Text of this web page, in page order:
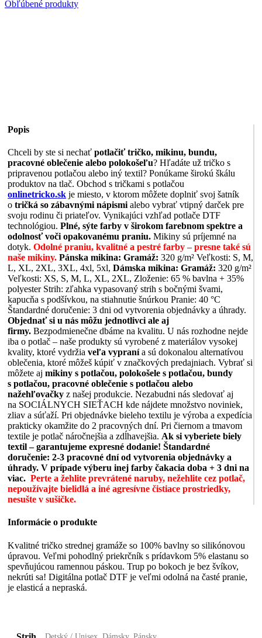
Obľúbené produkty
Popis
Chceli by ste si nechať potlačiť tričko, mikinu, bundu,
pracovné oblečenie alebo polokošeľu? Hľadáte už tričko s
pripravenou potlačou alebo iný textil? Ponúkame širokú škálu
produktov na tlač. Obchod s tričkami s potlačou
onlinetricko.sk je miesto, v ktorom môžete doplniť svoj šatník
o tričká so zábavnými nápismi alebo vybrať vtipný darček pre
svoju rodinu či priateľov. Vynikajúci vzhľad potlače DTF
technológiou. Plné, sýte farby v širokom farebnom spektre a
odolnosť voči opakovanému praniu. Mikiny sú príjemné na
dotyk. Odolné praniu, kvalitné a pestré farby – presne také sú
naše mikiny. Pánska mikina: Gramáž: 320 g/m² Veľkosti: S, M,
L, XL, 2XL, 3XL, 4xl, 5xl, Dámska mikina: Gramáž: 320 g/m²
Veľkosti: XS, S, M, L, XL, 2XL, Zloženie: 65 % bavlna + 35%
polyester Strih: zľahka vypasovaný strih s bočnými švami,
kapucňa s podšívkou, na stiahnutie šnúrkou Pranie: 40 °C
Štandardné doručenie: 3 dni od vytvorenia objednávky a úhrady.
Objednať si u nás môžu jednotlivci ale aj
firmy. Bezpodmienečne dbáme na kvalitu. U nás rozhodne nejde
iba o potlač – naše produkty sú vyrobené z materiálov vysokej
kvality, ktoré vydržia veľa vypranía sú dokonalou alternatívou
oblečenia, ktoré môžeš kúpiť v značkových predajniach. Vybrať si
môžete aj mikiny s potlačou, polokošele s potlačou, bundy
s potlačou, pracovné oblečenie s potlačou alebo
nažehľovačky z našej produkcie. Nezabudni nás sledovať aj
na SOCIÁLNYCH SIEŤACH kde nájdete množstvo noviniek,
zliav a súťaží. Pri objednávke bieleho textilu je výroba a expedícia
prakticky okamžite do 2 pracovných dní. Pri čiernom a tmavom
textile je potlač náročnejšia a zdĺhavejšia. Ak si vyberiete biely
textil – garantujeme expresné dodanie! Štandardné
doručenie: 2-3 pracovné dní od vytvorenia objednávky a
úhrady. V prípade výberu inej farby čakacia doba + 3 dni na
viac. Perte a žehlite prevrátené naruby, nežehlite cez potlač,
nepoužívajte bielidlá a iné agresívne čistiace prostriedky,
nesušte v sušičke.
Informácie o produkte
Kvalitné tričko strednej gramáže so 100% bavlny so silikónovou
úpravou. Veľmi pohodlný priekrčník s prídavkom 5% elastanu so
spevňujúcou ramennou páskou. Trup po bokoch je bez švíkov,
nekrúti sa! Digitálna potlač DTF je veľmi odolná na časté pranie,
je elasticá a nepraská.